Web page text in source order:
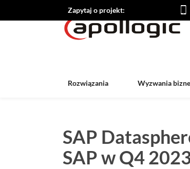
Zapytaj o projekt:
Rozwiązania Wyzwania
SAP
SAP w Q4